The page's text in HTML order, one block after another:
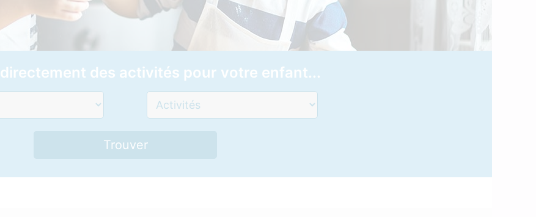
directement des activités pour votre enfant...